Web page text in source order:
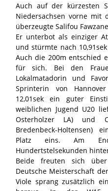
Auch auf der kürzesten
Niedersachsen vorne mit
überzeugte Salifou
Er unterbot als einziger
und stürmte nach
Auch die 200m entschied
für sich. Bei den
Lokalmatadorin und
Sprinterin von
12,01sek ein guter
weiblichen Jugend U20
Osterholzer LA) und
Bredenbeck-Holtensen)
Platz eins. Am
Hundertstelsekunden
Beide freuten sich
Deutsche Meisterschaft
Viole sprang zusätzlich